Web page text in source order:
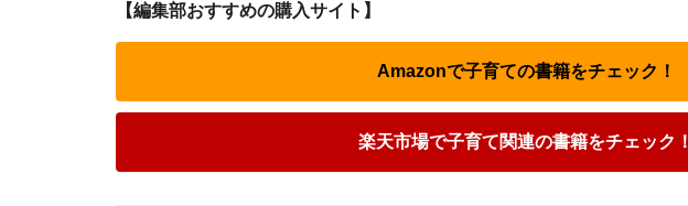
【編集部おすすめの購入サイト】
Amazonで子育ての書籍をチェック！
楽天市場で子育て関連の書籍をチェック！